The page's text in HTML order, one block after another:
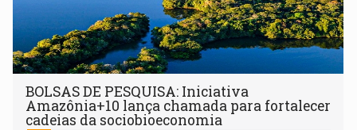
BOLSAS DE PESQUISA: Iniciativa
Amazônia+10 lança chamada para fortalecer
cadeias da sociobioeconomia